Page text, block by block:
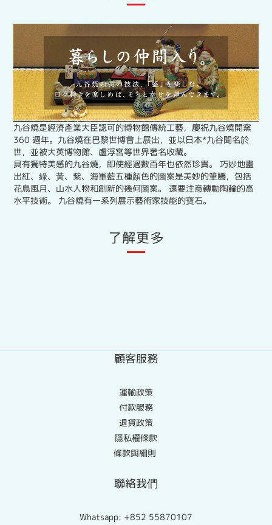
九谷燒是經濟產業大臣認可的博物館傳統工藝，慶祝九谷燒開窯
360 週年。九谷燒在巴黎世博會上展出，並以日本*九谷聞名於
世，並被大英博物館、盧浮宮等世界著名收藏。
具有獨特美感的九谷燒，即使經過數百年也依然珍貴。 巧妙地畫
出紅、綠、黃、紫、海軍藍五種顏色的圖案是美妙的筆觸，包括
花鳥風月、山水人物和創新的幾何圖案。 還要注意轉動陶輪的高
水平技術。 九谷燒有一系列展示藝術家技能的寶石。
了解更多
顧客服務
運輸政策
付款服務
退貨政策
隱私權條款
條款與細則
聯絡我們
Whatsapp: +852 55870107